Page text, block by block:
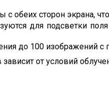
обеих сторон экрана,
для подсветки
до 100 изображений с
от условий